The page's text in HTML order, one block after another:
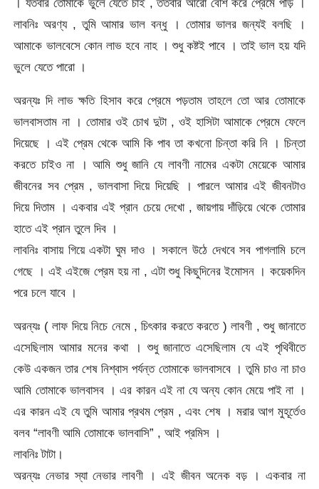
লাবনিঃ অরণ্য , তুমি আমার ভাল বন্ধু । তোমার ভালর জন্যই বলছি ।
আমাকে ভালবেসে কোন লাভ হবে নাহ । শুধু কষ্টই পাবে । তাই ভাল হয় যদি
ভুলে যেতে পারো ।
অরন্যঃ দি লাভ ক্ষতি হিসাব করে প্রেমে পড়তাম তাহলে তো আর তোমাকে
ভালবাসতাম না । তোমার ওই চোখ দুটা , ওই হাসিটা আমাকে প্রেমে ফেলে
দিয়েছে । এই প্রেম থেকে আমি কি পাব তা কখনো চিন্তা করি নি । চিন্তা
করতে চাইও না । আমি শুধু জানি যে লাবণী নামের একটা মেয়েকে আমার
জীবনের সব প্রেম , ভালবাসা দিয়ে দিয়েছি । পারলে আমার এই জীবনটাও
দিয়ে দিতাম । একবার এই প্রান চেয়ে দেখো , জায়গায় দাঁড়িয়ে থেকে তোমার
হাতে এই প্রান তুলে দিব ।
লাবনিঃ বাসায় গিয়ে একটা ঘুম দাও । সকালে উঠে দেখবে সব পাগলামি চলে
গেছে । এই এইজে প্রেম হয় না , এটা শুধু কিছুদিনের ইমোসন । কয়েকদিন
পরে চলে যাবে ।
অরন্যঃ ( লাফ দিয়ে নিচে নেমে , চিৎকার করতে করতে ) লাবণী , শুধু জানাতে
এসেছিলাম আমার মনের কথা । শুধু জানাতে এসেছিলাম যে এই পৃথিবীতে
কেউ একজন তার শেষ নিশ্বাস পর্যন্ত তোমাকে ভালবাসবে । তুমি চাও না চাও
আমি তোমাকে ভালবাসব । এর কারন এই না যে অন্য কোন মেয়ে পাই না ।
এর কারন এই যে তুমি আমার প্রথম প্রেম , এবং শেষ । মরার আগ মুহূর্তেও
বলব “লাবণী আমি তোমাকে ভালবাসি” , আই প্রমিস ।
লাবনিঃ টাটা।
অরন্যঃ নেভার স্যা নেভার লাবণী । এই জীবন অনেক বড় । একবার না